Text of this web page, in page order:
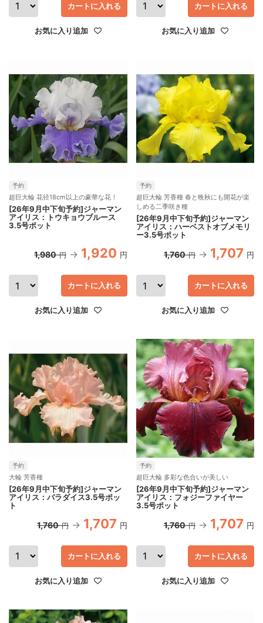
お気に入り追加
カートに入れる
お気に入り追加
カートに入れる
予約
超巨大輪 花径18cm以上の豪華な花！
[26年9月中下旬予約]ジャーマン
アイリス：トウキョウブルース
3.5号ポット
1,980 円 1,920 円
お気に入り追加
カートに入れる
予約
超巨大輪 芳香種 春と晩秋にも開花が楽
しめる二季咲き種
[26年9月中下旬予約]ジャーマン
アイリス：ハーベストオブメモリ
ー3.5号ポット
1,760 円 1,707 円
お気に入り追加
カートに入れる
予約
大輪 芳香種
[26年9月中下旬予約]ジャーマン
アイリス：パラダイス3.5号ポッ
ト
1,760 円 1,707 円
お気に入り追加
カートに入れる
予約
超巨大輪 多彩な色合いが美しい
[26年9月中下旬予約]ジャーマン
アイリス：フォジーファイヤー
3.5号ポット
1,760 円 1,707 円
お気に入り追加
カートに入れる